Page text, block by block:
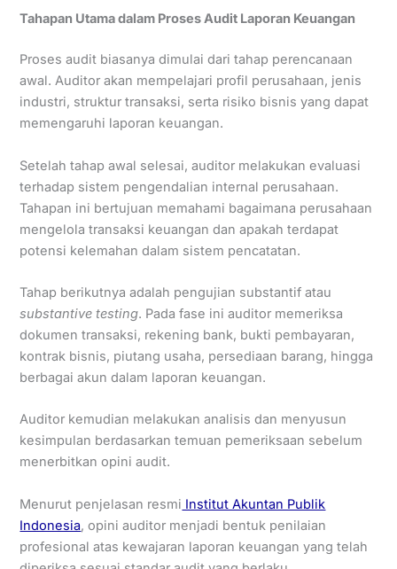
Tahapan Utama dalam Proses Audit Laporan Keuangan
Proses audit biasanya dimulai dari tahap perencanaan
awal. Auditor akan mempelajari profil perusahaan, jenis
industri, struktur transaksi, serta risiko bisnis yang dapat
memengaruhi laporan keuangan.
Setelah tahap awal selesai, auditor melakukan evaluasi
terhadap sistem pengendalian internal perusahaan.
Tahapan ini bertujuan memahami bagaimana perusahaan
mengelola transaksi keuangan dan apakah terdapat
potensi kelemahan dalam sistem pencatatan.
Tahap berikutnya adalah pengujian substantif atau
substantive testing. Pada fase ini auditor memeriksa
dokumen transaksi, rekening bank, bukti pembayaran,
kontrak bisnis, piutang usaha, persediaan barang, hingga
berbagai akun dalam laporan keuangan.
Auditor kemudian melakukan analisis dan menyusun
kesimpulan berdasarkan temuan pemeriksaan sebelum
menerbitkan opini audit.
Menurut penjelasan resmi Institut Akuntan Publik
Indonesia, opini auditor menjadi bentuk penilaian
profesional atas kewajaran laporan keuangan yang telah